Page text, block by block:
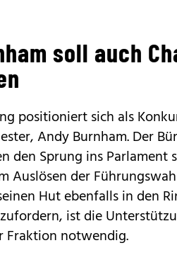
soll auch
positioniert sich als
Andy Burnham. Der
den Sprung ins
Auslösen der
Hut ebenfalls in den
ist die
Fraktion notwendig.